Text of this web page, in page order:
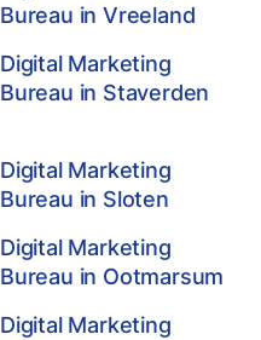
Bureau in Vreeland
Digital Marketing
Bureau in Staverden
Digital Marketing
Bureau in Sloten
Digital Marketing
Bureau in Ootmarsum
Digital Marketing